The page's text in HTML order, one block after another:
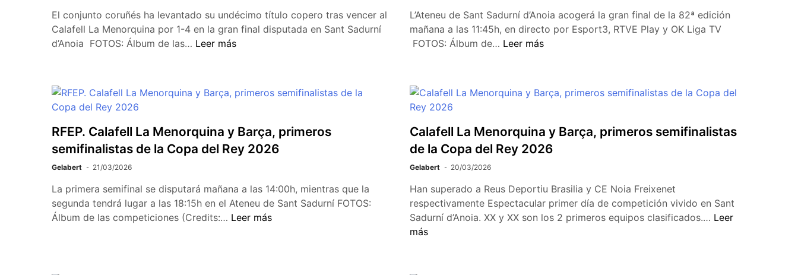
El conjunto coruñés ha levantado su undécimo título copero tras vencer al
Calafell La Menorquina por 1-4 en la gran final disputada en Sant Sadurní
d’Anoia FOTOS: Álbum de las… Leer más
L’Ateneu de Sant Sadurní d’Anoia acogerá la gran final de la 82ª edición
mañana a las 11:45h, en directo por Esport3, RTVE Play y OK Liga TV
FOTOS: Álbum de… Leer más
RFEP. Calafell La Menorquina y Barça, primeros
semifinalistas de la Copa del Rey 2026
Gelabert 21/03/2026
La primera semifinal se disputará mañana a las 14:00h, mientras que la
segunda tendrá lugar a las 18:15h en el Ateneu de Sant Sadurní FOTOS:
Álbum de las competiciones (Credits:… Leer más
Calafell La Menorquina y Barça, primeros semifinalistas
de la Copa del Rey 2026
Gelabert 20/03/2026
Han superado a Reus Deportiu Brasilia y CE Noia Freixenet
respectivamente Espectacular primer día de competición vivido en Sant
Sadurní d’Anoia. XX y XX son los 2 primeros equipos clasificados.… Leer
más